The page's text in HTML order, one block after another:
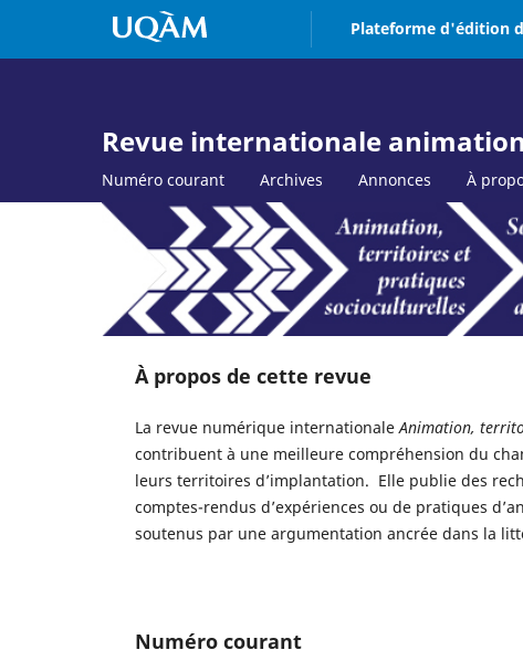
Plateforme d'édition
Revue internationale
Numéro courant Archives Annonces À
À propos de cette revue
La revue numérique internationale Animation,
contribuent à une meilleure compréhension du
leurs territoires d’implantation. Elle publie des
comptes-rendus d’expériences ou de pratiques
soutenus par une argumentation ancrée dans la
Numéro courant